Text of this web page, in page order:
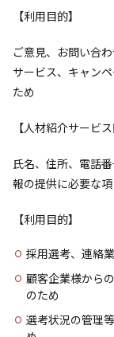
【利用目的】
ご意見、お問い合
サービス、キャン
ため
【人材紹介サービ
氏名、住所、電話
報の提供に必要な
【利用目的】
採用選考、連絡
顧客企業様から
のため
選考状況の管理